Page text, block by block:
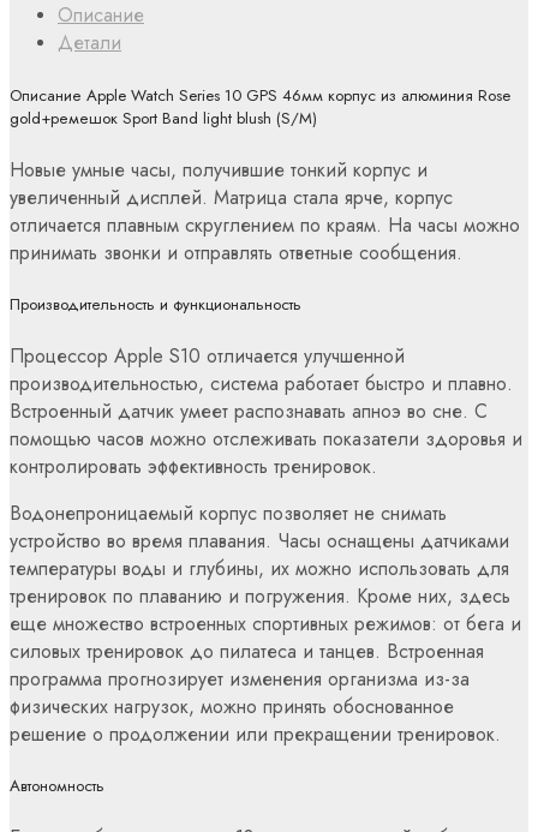
Описание
Детали
Описание Apple Watch Series 10 GPS 46мм корпус из алюминия Rose
gold+ремешок Sport Band light blush (S/M)
Новые умные часы, получившие тонкий корпус и
увеличенный дисплей. Матрица стала ярче, корпус
отличается плавным скруглением по краям. На часы можно
принимать звонки и отправлять ответные сообщения.
Производительность и функциональность
Процессор Apple S10 отличается улучшенной
производительностью, система работает быстро и плавно.
Встроенный датчик умеет распознавать апноэ во сне. С
помощью часов можно отслеживать показатели здоровья и
контролировать эффективность тренировок.
Водонепроницаемый корпус позволяет не снимать
устройство во время плавания. Часы оснащены датчиками
температуры воды и глубины, их можно использовать для
тренировок по плаванию и погружения. Кроме них, здесь
еще множество встроенных спортивных режимов: от бега и
силовых тренировок до пилатеса и танцев. Встроенная
программа прогнозирует изменения организма из-за
физических нагрузок, можно принять обоснованное
решение о продолжении или прекращении тренировок.
Автономность